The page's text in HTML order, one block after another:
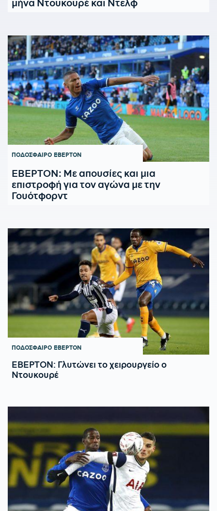
μήνα Ντουκουρέ και Ντελφ
ΠΟΔΟΣΦΑΙΡΟ ΕΒΕΡΤΟΝ
ΕΒΕΡΤΟΝ: Με απουσίες και μια
επιστροφή για τον αγώνα με την
Γουότφορντ
ΠΟΔΟΣΦΑΙΡΟ ΕΒΕΡΤΟΝ
ΕΒΕΡΤΟΝ: Γλυτώνει το χειρουργείο ο
Ντουκουρέ